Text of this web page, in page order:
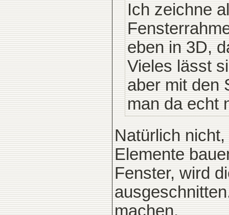
Ich zeichne
eben in 3D,
Vieles lässt
aber mit den
man da echt
Natürlich
Elemente
Fenster, wird
machen.